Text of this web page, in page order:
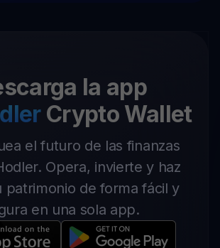
la app
Crypto Wallet
el futuro de las finanzas
Opera, invierte y haz
patrimonio de forma fácil y
en una sola app.